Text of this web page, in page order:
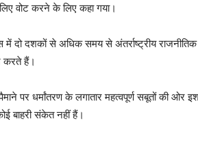
वोट करने के लिए कहा गया।
दशकों से अधिक समय से अंतर्राष्ट्रीय राजनीतिक
करते हैं।
पर धर्मांतरण के लगातार महत्वपूर्ण सबूतों की ओर
बाहरी संकेत नहीं हैं।